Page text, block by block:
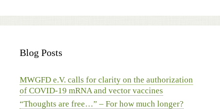
Blog Posts
MWGFD e.V. calls for clarity on the authorization
of COVID-19 mRNA and vector vaccines
“Thoughts are free…” – For how much longer?